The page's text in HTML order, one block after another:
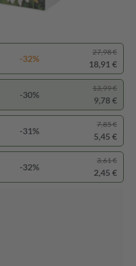
-32%
27,98 €
18,91 €
-30%
13,99 €
9,78 €
-31%
7,85 €
5,45 €
-32%
3,61 €
2,45 €